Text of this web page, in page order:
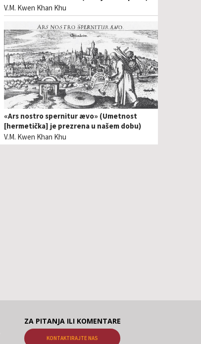
V.M. Kwen Khan Khu
«Ars nostro spernitur ævo» (Umetnost
[hermetička] je prezrena u našem dobu)
V.M. Kwen Khan Khu
ZA PITANJA ILI KOMENTARE
KONTAKTIRAJTE NAS